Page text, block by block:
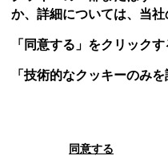
か、詳細については、当社
「同意する」をクリック
「技術的なクッキーのみ
同意する